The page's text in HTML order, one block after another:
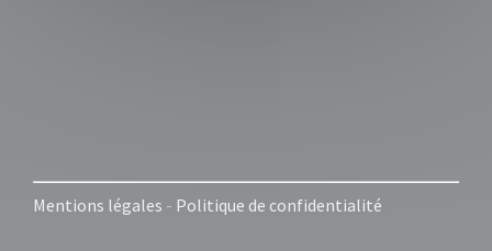
Mentions légales - Politique de confidentialité